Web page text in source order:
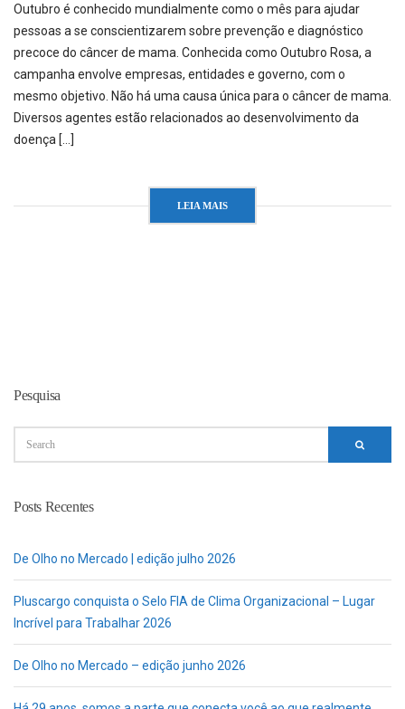
Outubro é conhecido mundialmente como o mês para ajudar
pessoas a se conscientizarem sobre prevenção e diagnóstico
precoce do câncer de mama. Conhecida como Outubro Rosa, a
campanha envolve empresas, entidades e governo, com o
mesmo objetivo. Não há uma causa única para o câncer de mama.
Diversos agentes estão relacionados ao desenvolvimento da
doença […]
LEIA MAIS
Pesquisa
Posts Recentes
De Olho no Mercado | edição julho 2026
Pluscargo conquista o Selo FIA de Clima Organizacional – Lugar
Incrível para Trabalhar 2026
De Olho no Mercado – edição junho 2026